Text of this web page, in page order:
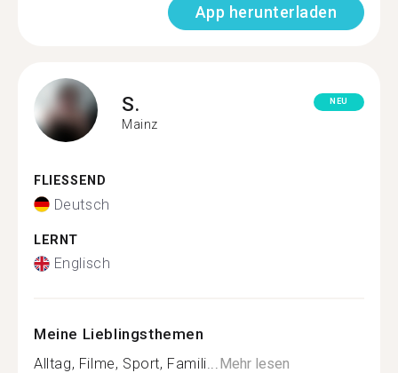
App herunterladen
S.
Mainz
NEU
FLIESSEND
Deutsch
LERNT
Englisch
Meine Lieblingsthemen
Alltag, Filme, Sport, Famili...Mehr lesen